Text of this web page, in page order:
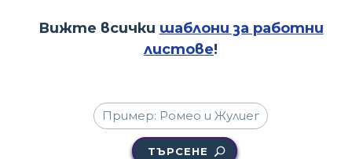
Вижте всички шаблони за работни
листове!
ТЪРСЕНЕ